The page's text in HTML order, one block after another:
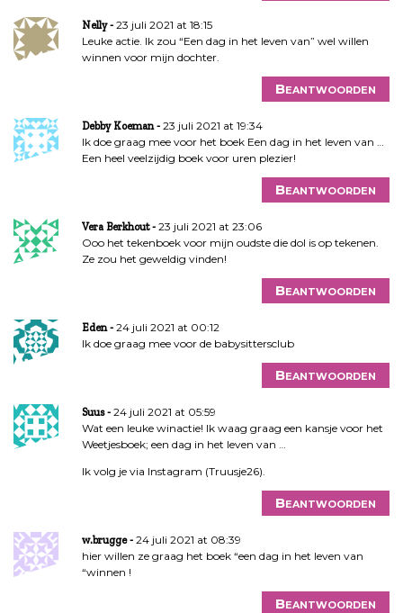
Nelly
23 juli 2021 at 18:15
Leuke actie. Ik zou “Een dag in het leven van” wel willen
winnen voor mijn dochter.
Beantwoorden
Debby Koeman
23 juli 2021 at 19:34
Ik doe graag mee voor het boek Een dag in het leven van …
Een heel veelzijdig boek voor uren plezier!
Beantwoorden
Vera Berkhout
23 juli 2021 at 23:06
Ooo het tekenboek voor mijn oudste die dol is op tekenen.
Ze zou het geweldig vinden!
Beantwoorden
Eden
24 juli 2021 at 00:12
Ik doe graag mee voor de babysittersclub
Beantwoorden
Suus
24 juli 2021 at 05:59
Wat een leuke winactie! Ik waag graag een kansje voor het
Weetjesboek; een dag in het leven van …
Ik volg je via Instagram (Truusje26).
Beantwoorden
w.brugge
24 juli 2021 at 08:39
hier willen ze graag het boek “een dag in het leven van
“winnen !
Beantwoorden